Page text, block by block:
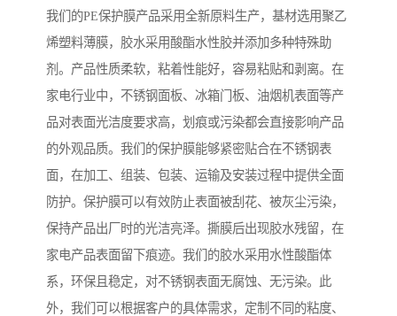
我们的PE保护膜产品采用全新原料生产，基材选用聚乙
烯塑料薄膜，胶水采用酸酯水性胶并添加多种特殊助
剂。产品性质柔软，粘着性能好，容易粘贴和剥离。在
家电行业中，不锈钢面板、冰箱门板、油烟机表面等产
品对表面光洁度要求高，划痕或污染都会直接影响产品
的外观品质。我们的保护膜能够紧密贴合在不锈钢表
面，在加工、组装、包装、运输及安装过程中提供全面
防护。保护膜可以有效防止表面被刮花、被灰尘污染，
保持产品出厂时的光洁亮泽。撕膜后出现胶水残留，在
家电产品表面留下痕迹。我们的胶水采用水性酸酯体
系，环保且稳定，对不锈钢表面无腐蚀、无污染。此
外，我们可以根据客户的具体需求，定制不同的粘度、